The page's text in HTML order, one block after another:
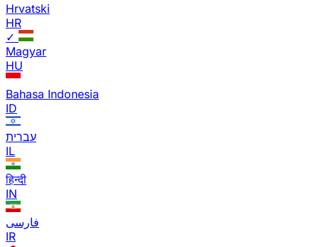
Hrvatski
HR
✓
Magyar
HU
Bahasa Indonesia
ID
עברית
IL
हिन्दी
IN
فارسی
IR